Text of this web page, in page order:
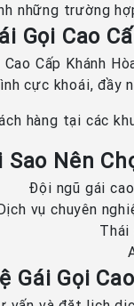
những trường
Gọi Cao
Cấp Khánh
cực khoái, đầy
hàng tại các
Sao Nên
Đội ngũ gái
vụ chuyên
Thái
Gái Gọi